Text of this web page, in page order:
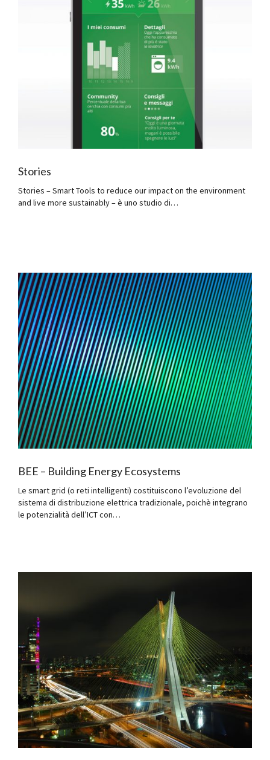
Stories
Stories – Smart Tools to reduce our impact on the environment
and live more sustainably – è uno studio di…
BEE – Building Energy Ecosystems
Le smart grid (o reti intelligenti) costituiscono l’evoluzione del
sistema di distribuzione elettrica tradizionale, poichè integrano
le potenzialità dell’ICT con…